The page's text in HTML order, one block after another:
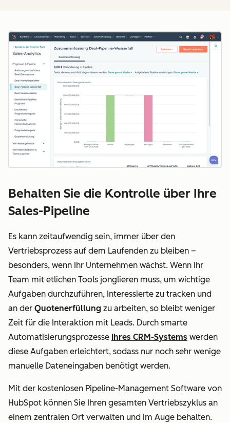
Behalten Sie die Kontrolle über Ihre
Sales-Pipeline
Es kann zeitaufwendig sein, immer über den
Vertriebsprozess auf dem Laufenden zu bleiben –
besonders, wenn Ihr Unternehmen wächst. Wenn Ihr
Team mit etlichen Tools jonglieren muss, um wichtige
Aufgaben durchzuführen, Interessierte zu tracken und
an der Quotenerfüllung zu arbeiten, so bleibt weniger
Zeit für die Interaktion mit Leads. Durch smarte
Automatisierungsprozesse Ihres CRM-Systems werden
diese Aufgaben erleichtert, sodass nur noch sehr wenige
manuelle Dateneingaben benötigt werden.
Mit der kostenlosen Pipeline-Management Software von
HubSpot können Sie Ihren gesamten Vertriebszyklus an
einem zentralen Ort verwalten und im Auge behalten.